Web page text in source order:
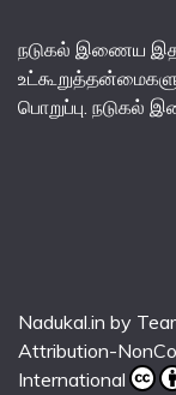
நடுகல் இணைய
பொறுப்பு. நடுகல்
Nadukal.in by
Attribution-
International